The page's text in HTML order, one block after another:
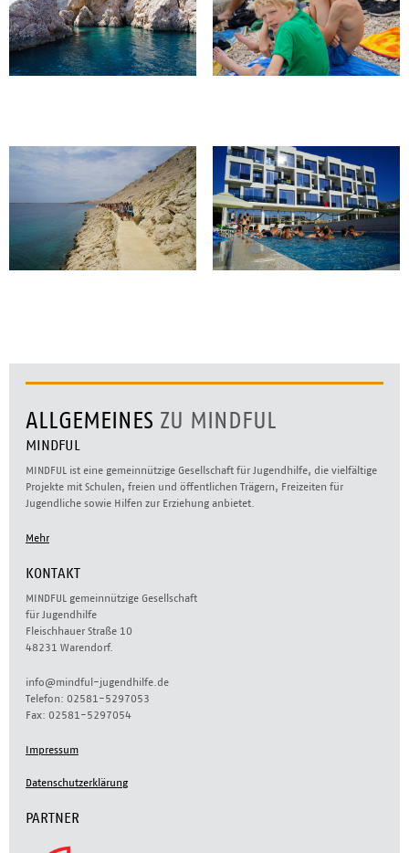
ALLGEMEINES ZU MINDFUL
MINDFUL
MINDFUL ist eine gemeinnützige Gesellschaft für Jugendhilfe, die vielfältige
Projekte mit Schulen, freien und öffentlichen Trägern, Freizeiten für
Jugendliche sowie Hilfen zur Erziehung anbietet.
Mehr
KONTAKT
MINDFUL gemeinnützige Gesellschaft
für Jugendhilfe
Fleischhauer Straße 10
48231 Warendorf.
info@mindful-jugendhilfe.de
Telefon: 02581-5297053
Fax: 02581-5297054
Impressum
Datenschutzerklärung
PARTNER